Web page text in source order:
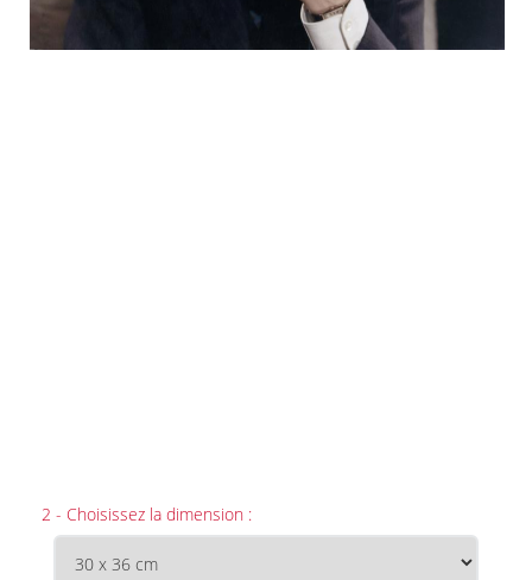
2 - Choisissez la dimension :